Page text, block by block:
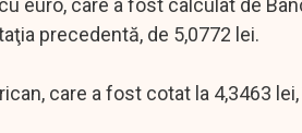
euro, care a fost calculat de
precedentă, de 5,0772 lei.
care a fost cotat la 4,3463